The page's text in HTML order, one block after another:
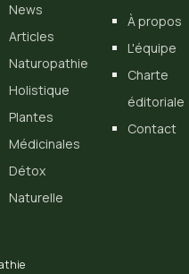
News
Articles
Naturopathie
Holistique
Plantes
Médicinales
Détox
Naturelle
À propos
L'équipe
Charte
éditoriale
Contact